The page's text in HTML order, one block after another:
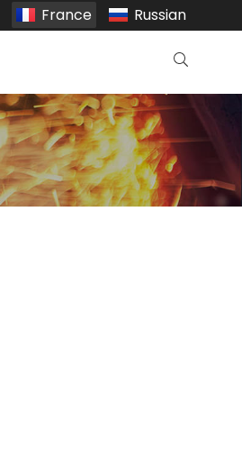
France Russian